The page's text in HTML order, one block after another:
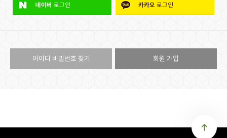
네이버 로그인 카카오 로그인
아이디 비밀번호 찾기 회원 가입